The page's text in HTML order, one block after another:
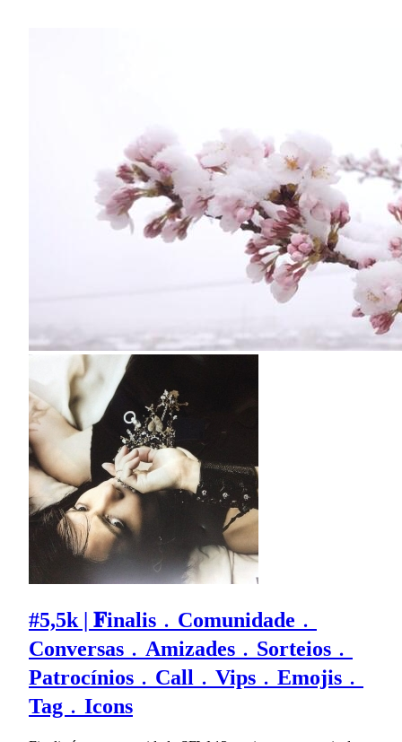
#5,5k | 𝐅inalis﹒Comunidade﹒
Conversas﹒Amizades﹒Sorteios﹒
Patrocínios﹒Call﹒Vips﹒Emojis﹒
Tag﹒Icons